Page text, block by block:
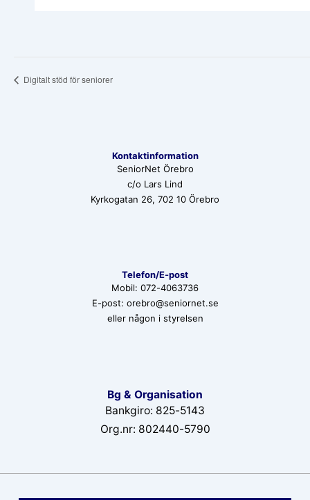
Digitalt stöd för seniorer
Kontaktinformation
SeniorNet Örebro
c/o Lars Lind
Kyrkogatan 26, 702 10 Örebro
Telefon/E-post
Mobil: 072-4063736
E-post: orebro@seniornet.se
eller någon i styrelsen
Bg & Organisation
Bankgiro: 825-5143
Org.nr: 802440-5790